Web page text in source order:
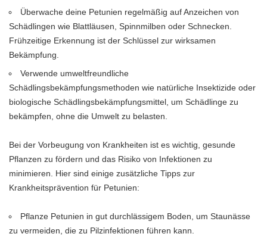
Überwache deine Petunien regelmäßig auf Anzeichen von
Schädlingen wie Blattläusen, Spinnmilben oder Schnecken.
Frühzeitige Erkennung ist der Schlüssel zur wirksamen
Bekämpfung.
Verwende umweltfreundliche
Schädlingsbekämpfungsmethoden wie natürliche Insektizide oder
biologische Schädlingsbekämpfungsmittel, um Schädlinge zu
bekämpfen, ohne die Umwelt zu belasten.
Bei der Vorbeugung von Krankheiten ist es wichtig, gesunde
Pflanzen zu fördern und das Risiko von Infektionen zu
minimieren. Hier sind einige zusätzliche Tipps zur
Krankheitsprävention für Petunien:
Pflanze Petunien in gut durchlässigem Boden, um Staunässe
zu vermeiden, die zu Pilzinfektionen führen kann.